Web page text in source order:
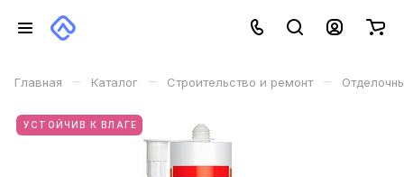
Главная – Каталог – Строительство и ремонт –
УСТОЙЧИВ К ВЛАГЕ